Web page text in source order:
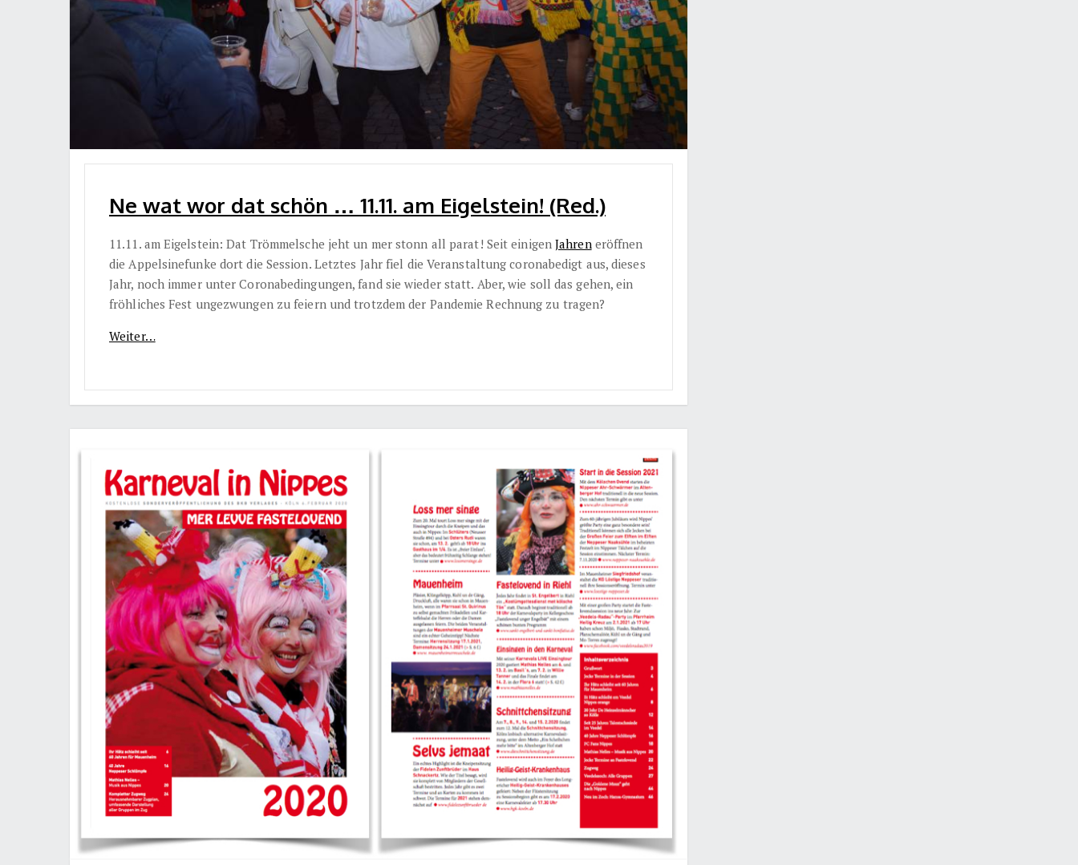
Ne wat wor dat schön … 11.11. am Eigelstein! (Red.)
11.11. am Eigelstein: Dat Trömmelsche jeht un mer stonn all parat! Seit einigen Jahreneröffnen
die Appelsinefunke dort die Session. Letztes Jahr fiel die Veranstaltung coronabedigt aus, dieses
Jahr, noch immer unter Coronabedingungen, fand sie wieder statt. Aber, wie soll das gehen, ein
fröhliches Fest ungezwungen zu feiern und trotzdem der Pandemie Rechnung zu tragen?
Weiter…